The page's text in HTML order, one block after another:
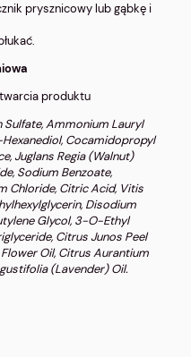
prysznicowy lub gąbkę i
produktu
Sulfate, Ammonium Lauryl
Cocamidopropyl
Juglans Regia (Walnut)
Sodium Benzoate,
Chloride, Citric Acid, Vitis
Disodium
Glycol, 3-O-Ethyl
Citrus Junos Peel
Oil, Citrus Aurantium
(Lavender) Oil.